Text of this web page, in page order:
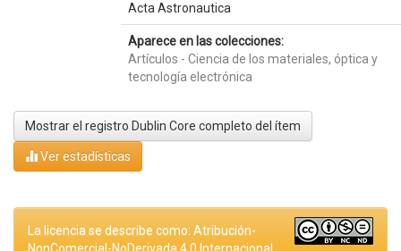
Acta Astronautica
Aparece en las colecciones:
Artículos - Ciencia de los materiales, óptica y
tecnología electrónica
Mostrar el registro Dublin Core completo del ítem
Ver estadísticas
La licencia se describe como: Atribución-